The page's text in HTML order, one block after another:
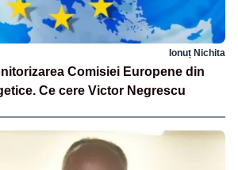
Ionuț Nichita
Comisiei Europene din
Ce cere Victor Negrescu